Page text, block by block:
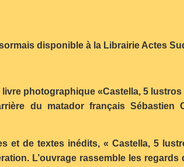
disponible à la Librairie Actes
photographique «Castella, 5
du matador français Sébastien
et de textes inédits, « Castella, 5
L’ouvrage rassemble les